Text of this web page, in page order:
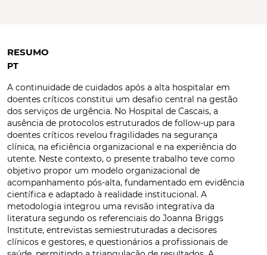
RESUMO
PT
A continuidade de cuidados após a alta hospitalar em
doentes críticos constitui um desafio central na gestão
dos serviços de urgência. No Hospital de Cascais, a
ausência de protocolos estruturados de follow-up para
doentes críticos revelou fragilidades na segurança
clínica, na eficiência organizacional e na experiência do
utente. Neste contexto, o presente trabalho teve como
objetivo propor um modelo organizacional de
acompanhamento pós-alta, fundamentado em evidência
científica e adaptado à realidade institucional. A
metodologia integrou uma revisão integrativa da
literatura segundo os referenciais do Joanna Briggs
Institute, entrevistas semiestruturadas a decisores
clínicos e gestores, e questionários a profissionais de